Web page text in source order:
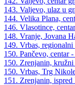
143. Valjevo, ulaz u
144. Velika Plana,
146. Vlasotince,
148. Vranje, Jovana
149. Vrbas,
150. Pančevo, centar
150. Zrenjanin,
150. Vrbas, Trg
151. Zrenjanin, ispred